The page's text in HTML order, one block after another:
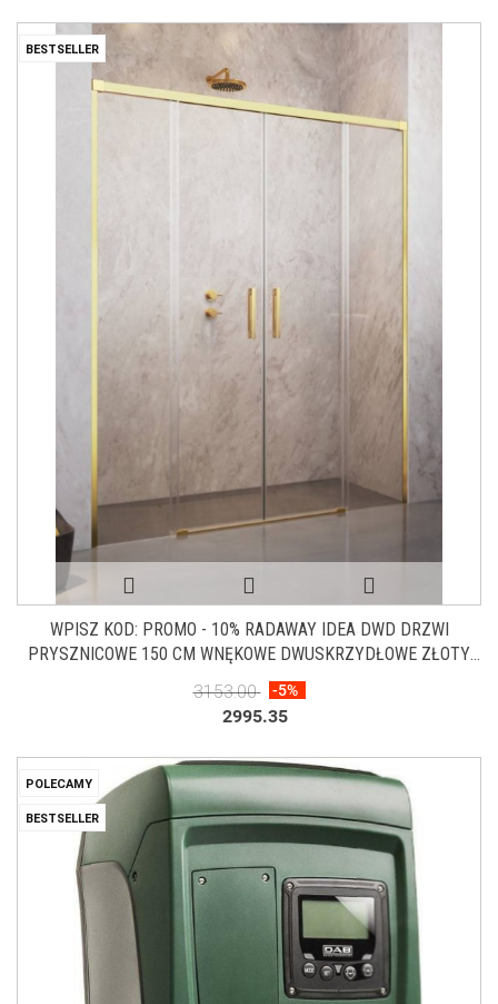
BESTSELLER
WPISZ KOD: PROMO - 10% RADAWAY IDEA DWD DRZWI
PRYSZNICOWE 150 CM WNĘKOWE DWUSKRZYDŁOWE ZŁOTY
POŁYSK/SZKŁO PRZEZROCZYSTE 387125-09-01
3153.00 -5%
2995.35
POLECAMY
BESTSELLER